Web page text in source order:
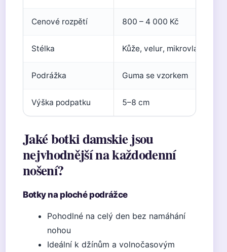
Cenové rozpětí 800 – 4 000 Kč
Stélka Kůže, velur, mikrovlákno
Podrážka Guma se vzorkem
Výška podpatku 5–8 cm
Jaké botki damskie jsou
nejvhodnější na každodenní
nošení?
Botky na ploché podrážce
Pohodlné na celý den bez namáhání
nohou
Ideální k džínům a volnočasovým